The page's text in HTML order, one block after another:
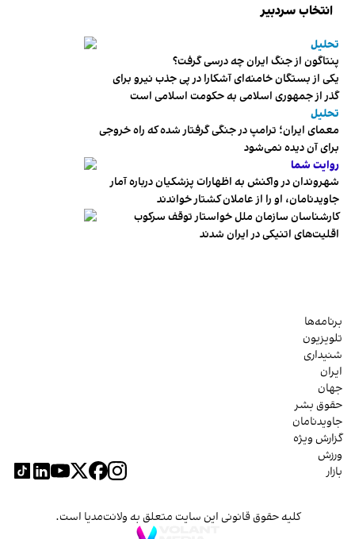
انتخاب سردبیر
تحلیل
پنتاگون از جنگ ایران چه درسی گرفت؟
یکی از بستگان خامنه‌ای آشکارا در پی جذب نیرو برای
گذر از جمهوری اسلامی به حکومت اسلامی است
تحلیل
معمای ایران؛ ترامپ در جنگی گرفتار شده که راه خروجی
برای آن دیده نمی‌شود
روایت شما
شهروندان در واکنش به اظهارات پزشکیان درباره آمار
جاویدنامان، او را از عاملان کشتار خواندند
کارشناسان سازمان ملل خواستار توقف سرکوب
اقلیت‌های اتنیکی در ایران شدند
برنامه‌ها
تلویزیون
شنیداری
ایران
جهان
حقوق بشر
جاویدنامان
گزارش ویژه
ورزش
بازار
کلیه حقوق قانونی این سایت متعلق به ولانت‌مدیا است.